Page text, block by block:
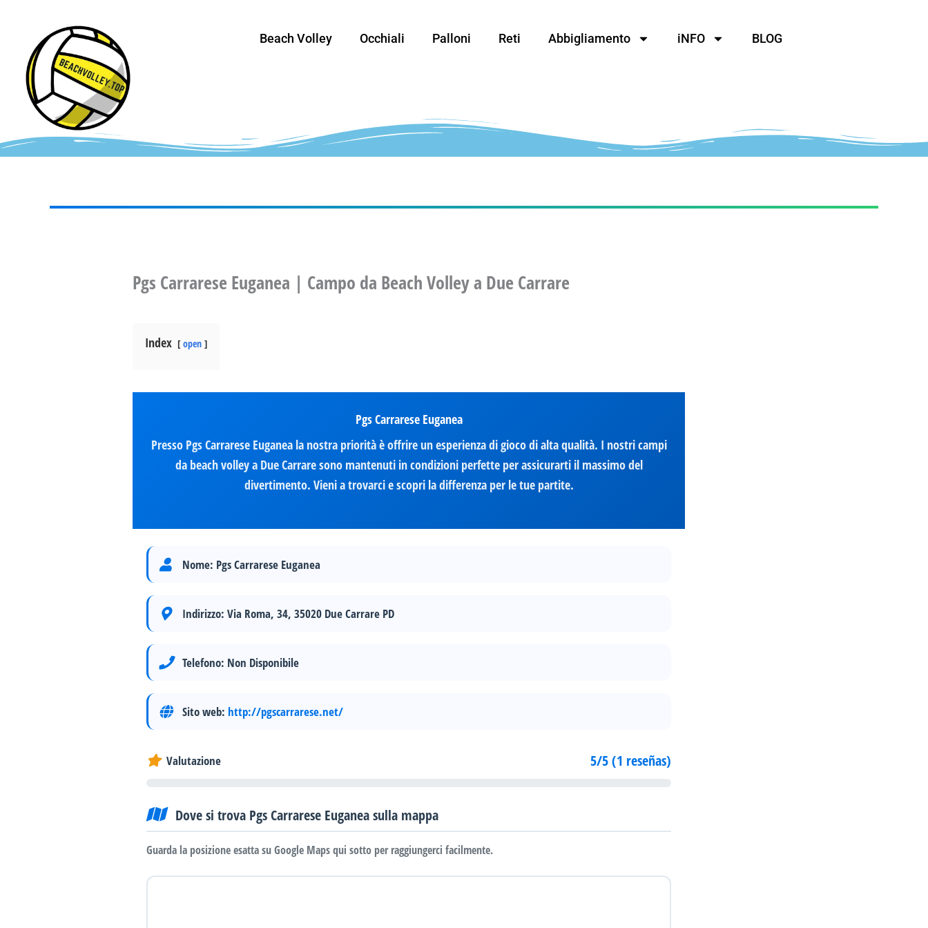
contenuto
Beach Volley Occhiali Palloni Reti Abbigliamento iNFO BLOG
Pgs Carrarese Euganea | Campo da Beach Volley a Due Carrare
Index open
Pgs Carrarese Euganea
Presso Pgs Carrarese Euganea la nostra priorità è offrire un esperienza di gioco di alta qualità. I nostri campi
da beach volley a Due Carrare sono mantenuti in condizioni perfette per assicurarti il massimo del
divertimento. Vieni a trovarci e scopri la differenza per le tue partite.
Nome: Pgs Carrarese Euganea
Indirizzo: Via Roma, 34, 35020 Due Carrare PD
Telefono: Non Disponibile
Sito web: http://pgscarrarese.net/
Valutazione 5/5 (1 reseñas)
Dove si trova Pgs Carrarese Euganea sulla mappa
Guarda la posizione esatta su Google Maps qui sotto per raggiungerci facilmente.